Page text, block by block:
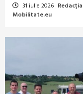
31 iulie 2026 Redacția
Mobilitate.eu